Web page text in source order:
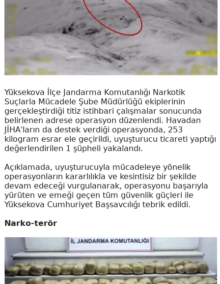
Yüksekova İlçe Jandarma Komutanlığı Narkotik
Suçlarla Mücadele Şube Müdürlüğü ekiplerinin
gerçekleştirdiği titiz istihbari çalışmalar sonucunda
belirlenen adrese operasyon düzenlendi. Havadan
JİHA'ların da destek verdiği operasyonda, 253
kilogram esrar ele geçirildi, uyuşturucu ticareti yaptığı
değerlendirilen 1 şüpheli yakalandı.
Açıklamada, uyuşturucuyla mücadeleye yönelik
operasyonların kararlılıkla ve kesintisiz bir şekilde
devam edeceği vurgulanarak, operasyonu başarıyla
yürüten ve emeği geçen tüm güvenlik güçleri ile
Yüksekova Cumhuriyet Başsavcılığı tebrik edildi.
Narko-terör